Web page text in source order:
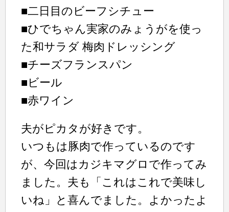
■二日目のビーフシチュー
■ひでちゃん実家のみょうがを使っ
た和サラダ 梅肉ドレッシング
■チーズフランスパン
■ビール
■赤ワイン
夫がピカタが好きです。
いつもは豚肉で作っているのです
が、今回はカジキマグロで作ってみ
ました。夫も「これはこれで美味し
いね」と喜んでました。よかったよ